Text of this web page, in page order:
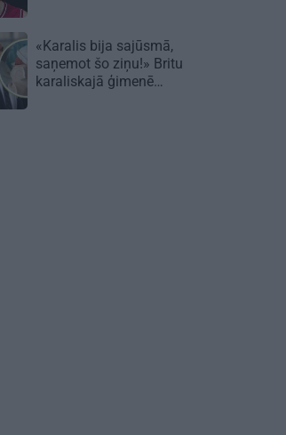
«Karalis bija sajūsmā,
saņemot šo ziņu!» Britu
karaliskajā ģimenē